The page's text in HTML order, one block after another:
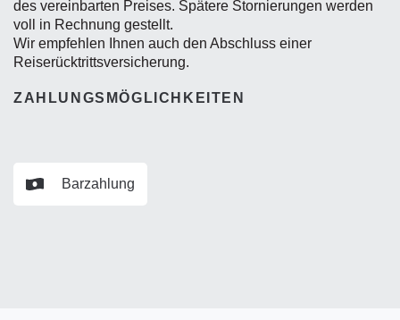
des vereinbarten Preises. Spätere Stornierungen werden
voll in Rechnung gestellt.
Wir empfehlen Ihnen auch den Abschluss einer
Reiserücktrittsversicherung.
ZAHLUNGSMÖGLICHKEITEN
Barzahlung